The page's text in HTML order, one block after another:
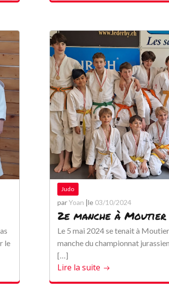
le
Judo
parYoan |le 03/10/2024
2e manche à Moutier
Le 5 mai 2024 se tenait à
manche du championnat
[…]
Lire la suite